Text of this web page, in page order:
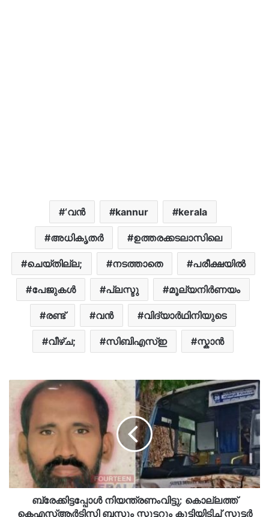
‘വന്‍ kannur kerala
അധികൃതർ ഉത്തരക്കടലാസിലെ
ചെയ്തില്ല; നടത്താതെ പരീക്ഷയിൽ
പേജുകൾ പ്ലസ്ടു മൂല്യനിർണയം
രണ്ട് വന്‍ വിദ്യാർഥിനിയുടെ
വീഴ്ച; സിബിഎസ്ഇ സ്കാൻ
ബ്രേക്കിട്ടപ്പോൾ നിയന്ത്രണംവിട്ടു; കൊല്ലത്ത്
കെഎസ്ആർടിസി ബസും സ്കൂട്ടറും കൂട്ടിയിടിച്ച് സ്കൂട്ടർ